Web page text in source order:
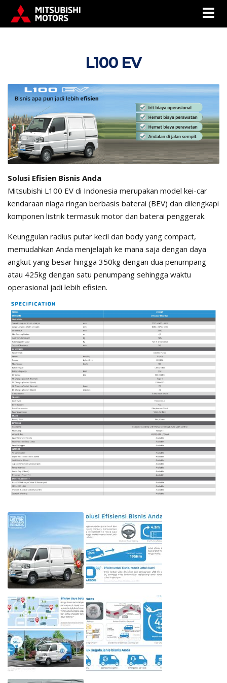
L100 EV
Solusi Efisien Bisnis Anda
Mitsubishi L100 EV di Indonesia merupakan model kei-car
kendaraan niaga ringan berbasis baterai (BEV) dan dilengkapi
komponen listrik termasuk motor dan baterai penggerak.
Keunggulan radius putar kecil dan body yang compact,
memudahkan Anda menjelajah ke mana saja dengan daya
angkut yang besar hingga 350kg dengan dua penumpang
atau 425kg dengan satu penumpang sehingga waktu
operasional jadi lebih efisien.